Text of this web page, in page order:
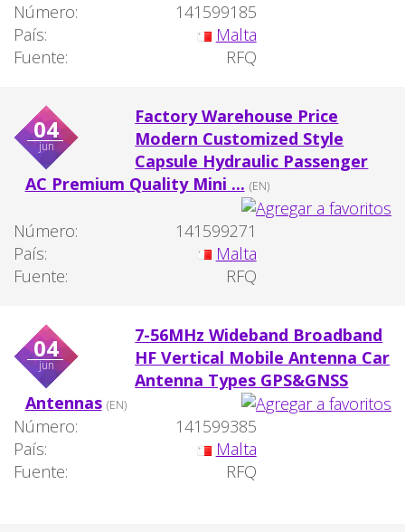
Número:
141599185
País:
Malta
Fuente:
RFQ
04
jun
Factory Warehouse Price
Modern Customized Style
Capsule Hydraulic Passenger
AC Premium Quality Mini ... (EN)
Número:
141599271
País:
Malta
Fuente:
RFQ
04
jun
7-56MHz Wideband Broadband
HF Vertical Mobile Antenna Car
Antenna Types GPS&GNSS
Antennas (EN)
Número:
141599385
País:
Malta
Fuente:
RFQ